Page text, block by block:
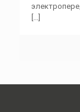
[...]